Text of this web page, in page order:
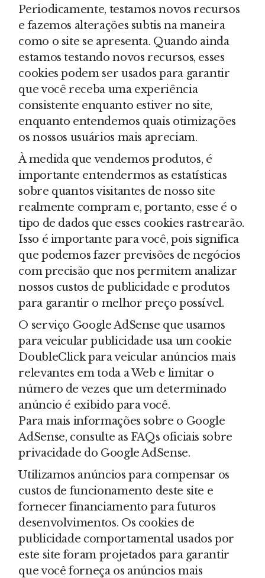
Periodicamente, testamos novos recursos
e fazemos alterações subtis na maneira
como o site se apresenta. Quando ainda
estamos testando novos recursos, esses
cookies podem ser usados para garantir
que você receba uma experiência
consistente enquanto estiver no site,
enquanto entendemos quais otimizações
os nossos usuários mais apreciam.
À medida que vendemos produtos, é
importante entendermos as estatísticas
sobre quantos visitantes de nosso site
realmente compram e, portanto, esse é o
tipo de dados que esses cookies rastrearão.
Isso é importante para você, pois significa
que podemos fazer previsões de negócios
com precisão que nos permitem analizar
nossos custos de publicidade e produtos
para garantir o melhor preço possível.
O serviço Google AdSense que usamos
para veicular publicidade usa um cookie
DoubleClick para veicular anúncios mais
relevantes em toda a Web e limitar o
número de vezes que um determinado
anúncio é exibido para você.
Para mais informações sobre o Google
AdSense, consulte as FAQs oficiais sobre
privacidade do Google AdSense.
Utilizamos anúncios para compensar os
custos de funcionamento deste site e
fornecer financiamento para futuros
desenvolvimentos. Os cookies de
publicidade comportamental usados por
este site foram projetados para garantir
que você forneça os anúncios mais